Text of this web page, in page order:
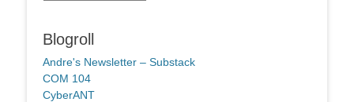
Blogroll
Andre's Newsletter – Substack
COM 104
CyberANT